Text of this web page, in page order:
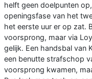
helft geen doelpunten
openingsfase van het
het eerste uur er op zat.
voorsprong, maar via
gelijk. Een handsbal van
een benutte strafschop
voorsprong kwamen,